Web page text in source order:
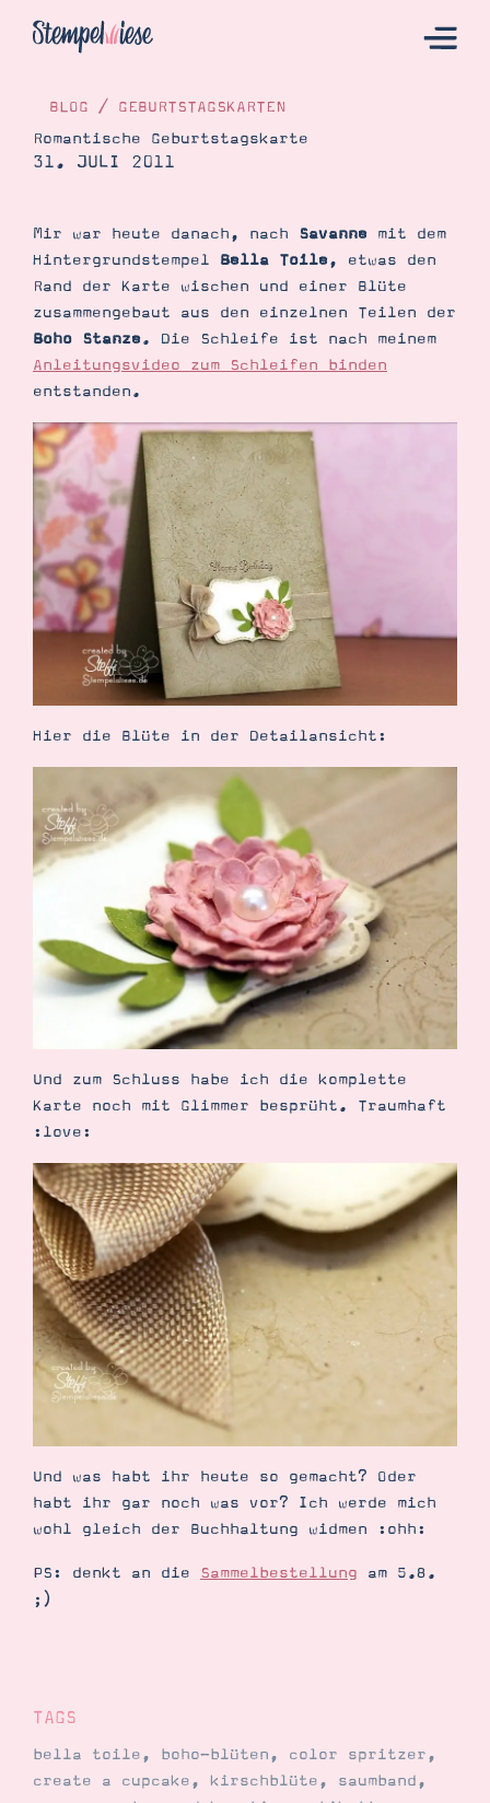
Katalog
Bestellen
Kontakt
Angebote
Demonstrator werden
Blog
Gutscheine
Produkte erklärt
Über mich
Über Stampin’ Up!
Tipps & Tricks
Ordnungstipps
Suche Impressum Datenschutz
BLOG / GEBURTSTAGSKARTEN
Romantische Geburtstagskarte
31. JULI 2011
Mir war heute danach, nach Savanne mit dem
Hintergrundstempel Bella Toile, etwas den
Rand der Karte wischen und einer Blüte
zusammengebaut aus den einzelnen Teilen der
Boho Stanze. Die Schleife ist nach meinem
Anleitungsvideo zum Schleifen binden
entstanden.
Hier die Blüte in der Detailansicht:
Und zum Schluss habe ich die komplette
Karte noch mit Glimmer besprüht. Traumhaft
:love:
Und was habt ihr heute so gemacht? Oder
habt ihr gar noch was vor? Ich werde mich
wohl gleich der Buchhaltung widmen :ohh:
PS: denkt an die Sammelbestellung am 5.8.
;)
TAGS
bella toile, boho-blüten, color spritzer,
create a cupcake, kirschblüte, saumband,